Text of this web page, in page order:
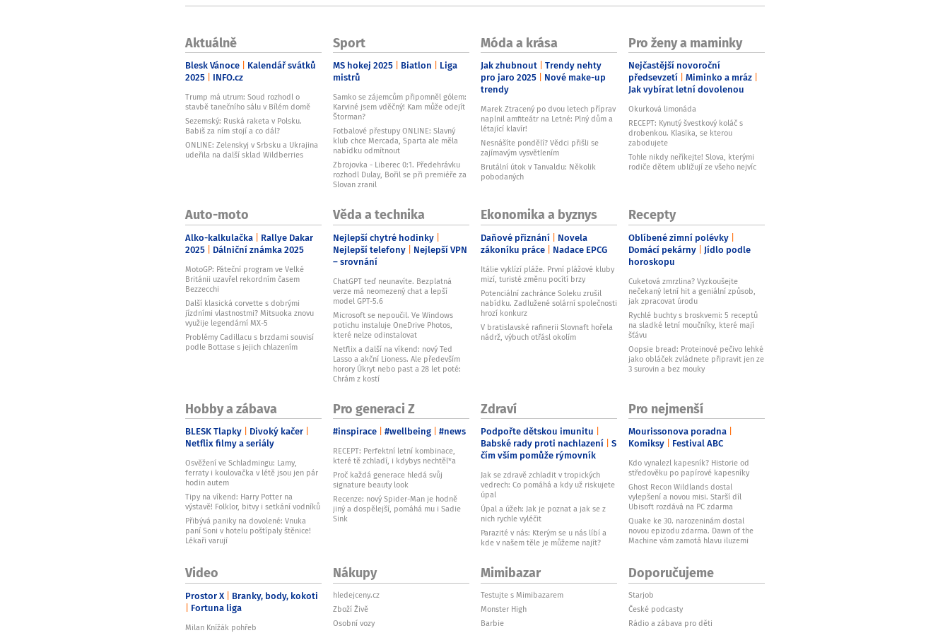
Aktuálně
Blesk Vánoce Kalendář svátků
2025 INFO.cz
Trump má utrum: Soud rozhodl o
stavbě tanečního sálu v Bílém domě
Sezemský: Ruská raketa v Polsku.
Babiš za ním stojí a co dál?
ONLINE: Zelenskyj v Srbsku a Ukrajina
udeřila na další sklad Wildberries
Sport
MS hokej 2025 Biatlon
Liga
mistrů
Samko se zájemcům připomněl gólem:
Karviné jsem vděčný! Kam může odejít
Štorman?
Fotbalové přestupy ONLINE: Slavný
klub chce Mercada, Sparta ale měla
nabídku odmítnout
Zbrojovka - Liberec 0:1. Předehrávku
rozhodl Dulay, Bořil se při premiéře za
Slovan zranil
Móda a krása
Jak zhubnout Trendy nehty
pro jaro 2025 Nové make-up
trendy
Marek Ztracený po dvou letech příprav
naplnil amfiteátr na Letné: Plný dům a
létající klavír!
Nesnášíte pondělí? Vědci přišli se
zajímavým vysvětlením
Brutální útok v Tanvaldu: Několik
pobodaných
Pro ženy a maminky
Nejčastější novoroční
předsevzetí Miminko a mráz
Jak vybírat letní dovolenou
Okurková limonáda
RECEPT: Kynutý švestkový koláč s
drobenkou. Klasika, se kterou
zabodujete
Tohle nikdy neříkejte! Slova, kterými
rodiče dětem ubližují ze všeho nejvíc
Auto-moto
Alko-kalkulačka Rallye Dakar
2025 Dálniční známka 2025
MotoGP: Páteční program ve Velké
Británii uzavřel rekordním časem
Bezzecchi
Další klasická corvette s dobrými
jízdními vlastnostmi? Mitsuoka znovu
využije legendární MX-5
Problémy Cadillacu s brzdami souvisí
podle Bottase s jejich chlazením
Věda a technika
Nejlepší chytré hodinky
Nejlepší telefony Nejlepší VPN
– srovnání
ChatGPT teď neunavíte. Bezplatná
verze má neomezený chat a lepší
model GPT-5.6
Microsoft se nepoučil. Ve Windows
potichu instaluje OneDrive Photos,
které nelze odinstalovat
Netflix a další na víkend: nový Ted
Lasso a akční Lioness. Ale především
horory Úkryt nebo past a 28 let poté:
Chrám z kostí
Ekonomika a byznys
Daňové přiznání Novela
zákoníku práce Nadace EPCG
Itálie vyklízí pláže. První plážové kluby
mizí, turisté změnu pocítí brzy
Potenciální zachránce Soleku zrušil
nabídku. Zadlužené solární společnosti
hrozí konkurz
V bratislavské rafinerii Slovnaft hořela
nádrž, výbuch otřásl okolím
Recepty
Oblíbené zimní polévky
Domácí pekárny Jídlo podle
horoskopu
Cuketová zmrzlina? Vyzkoušejte
nečekaný letní hit a geniální způsob,
jak zpracovat úrodu
Rychlé buchty s broskvemi: 5 receptů
na sladké letní moučníky, které mají
šťávu
Oopsie bread: Proteinové pečivo lehké
jako obláček zvládnete připravit jen ze
3 surovin a bez mouky
Hobby a zábava
BLESK Tlapky Divoký kačer
Netflix filmy a seriály
Osvěžení ve Schladmingu: Lamy,
ferraty i koulovačka v létě jsou jen pár
hodin autem
Tipy na víkend: Harry Potter na
výstavě! Folklor, bitvy i setkání vodníků
Přibývá paniky na dovolené: Vnuka
paní Soni v hotelu poštípaly štěnice!
Lékaři varují
Pro generaci Z
#inspirace #wellbeing #news
RECEPT: Perfektní letní kombinace,
které tě zchladí, i kdybys nechtěl*a
Proč každá generace hledá svůj
signature beauty look
Recenze: nový Spider-Man je hodně
jiný a dospělejší, pomáhá mu i Sadie
Sink
Zdraví
Podpořte dětskou imunitu
Babské rady proti nachlazení S
čím vším pomůže rýmovník
Jak se zdravě zchladit v tropických
vedrech: Co pomáhá a kdy už riskujete
úpal
Úpal a úžeh: Jak je poznat a jak se z
nich rychle vyléčit
Parazité v nás: Kterým se u nás líbí a
kde v našem těle je můžeme najít?
Pro nejmenší
Mourissonova poradna
Komiksy Festival ABC
Kdo vynalezl kapesník? Historie od
středověku po papírové kapesníky
Ghost Recon Wildlands dostal
vylepšení a novou misi. Starší díl
Ubisoft rozdává na PC zdarma
Quake ke 30. narozeninám dostal
novou epizodu zdarma. Dawn of the
Machine vám zamotá hlavu iluzemi
Video
Prostor X Branky, body, kokoti
Fortuna liga
Milan Knížák pohřeb
Nákupy
hledejceny.cz
Zboží Živě
Osobní vozy
Mimibazar
Testujte s Mimibazarem
Monster High
Barbie
Doporučujeme
Starjob
České podcasty
Rádio a zábava pro děti